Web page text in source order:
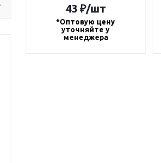
43 ₽/шт
*Оптовую цену
уточняйте у
менеджера